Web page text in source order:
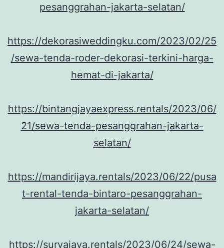
pesanggrahan-jakarta-selatan/
https://dekorasiweddingku.com/2023/02/25
/sewa-tenda-roder-dekorasi-terkini-harga-
hemat-di-jakarta/
https://bintangjayaexpress.rentals/2023/06/
21/sewa-tenda-pesanggrahan-jakarta-
selatan/
https://mandirijaya.rentals/2023/06/22/pusa
t-rental-tenda-bintaro-pesanggrahan-
jakarta-selatan/
https://suryajaya.rentals/2023/06/24/sewa-